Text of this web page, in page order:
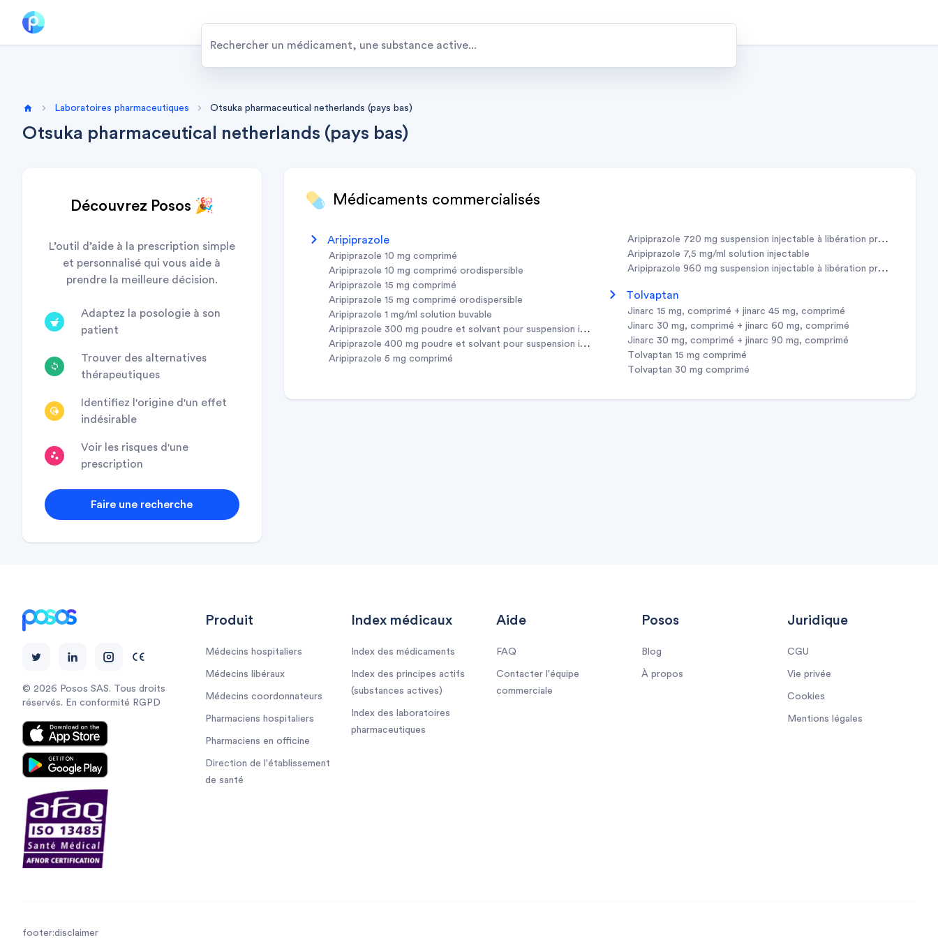
Home
Laboratoires pharmaceutiques Otsuka pharmaceutical netherlands (pays bas)
Otsuka pharmaceutical netherlands (pays bas)
Découvrez Posos 🎉
L’outil d’aide à la prescription simple
et personnalisé qui vous aide à
prendre la meilleure décision.
Adaptez la posologie à son
patient
Trouver des alternatives
thérapeutiques
Identifiez l'origine d'un effet
indésirable
Voir les risques d'une
prescription
Faire une recherche
Médicaments commercialisés
aripiprazole
aripiprazole 10 mg comprimé
aripiprazole 10 mg comprimé orodispersible
aripiprazole 15 mg comprimé
aripiprazole 15 mg comprimé orodispersible
aripiprazole 1 mg/ml solution buvable
aripiprazole 300 mg poudre et solvant pour suspension injectable à libération prolongée
aripiprazole 400 mg poudre et solvant pour suspension injectable à libération prolongée en seringue préremplie
aripiprazole 5 mg comprimé
aripiprazole 720 mg suspension injectable à libération prolongée en
aripiprazole 7,5 mg/ml solution injectable
aripiprazole 960 mg suspension injectable à libération prolongée en
tolvaptan
jinarc 15 mg, comprimé + jinarc 45 mg, comprimé
jinarc 30 mg, comprimé + jinarc 60 mg, comprimé
jinarc 30 mg, comprimé + jinarc 90 mg, comprimé
tolvaptan 15 mg comprimé
tolvaptan 30 mg comprimé
© 2026 Posos SAS. Tous droits
réservés. En conformité RGPD
Produit
Médecins hospitaliers
Médecins libéraux
Médecins coordonnateurs
Pharmaciens hospitaliers
Pharmaciens en officine
Direction de l'établissement
de santé
Index médicaux
Index des médicaments
Index des principes actifs
(substances actives)
Index des laboratoires
pharmaceutiques
Aide
FAQ
Contacter l'équipe
commerciale
Posos
Blog
À propos
Juridique
CGU
Vie privée
Cookies
Mentions légales
footer:disclaimer